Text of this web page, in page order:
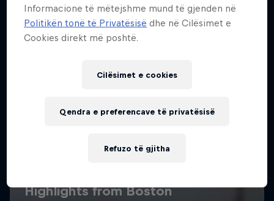
Informacione të mëtejshme mund të gjenden në
Politikën tonë të Privatësisë dhe në Cilësimet e
Cookies direkt më poshtë.
Cilësimet e cookies
Refuzo të gjitha
Qendra e preferencave të privatësisë